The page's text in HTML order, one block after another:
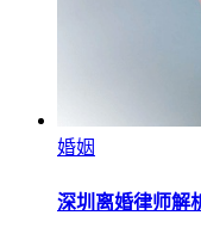
婚姻
深圳离婚律师解